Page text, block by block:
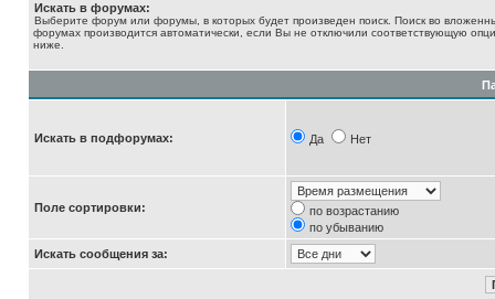
Искать в форумах:
Выберите форум или форумы, в которых будет произведен поиск. Поиск во
форумах производится автоматически, если Вы не отключили соответствующую
ниже.
Искать в подфорумах: Да Нет
Поле сортировки:
по возрастанию
по убыванию
Искать сообщения за: